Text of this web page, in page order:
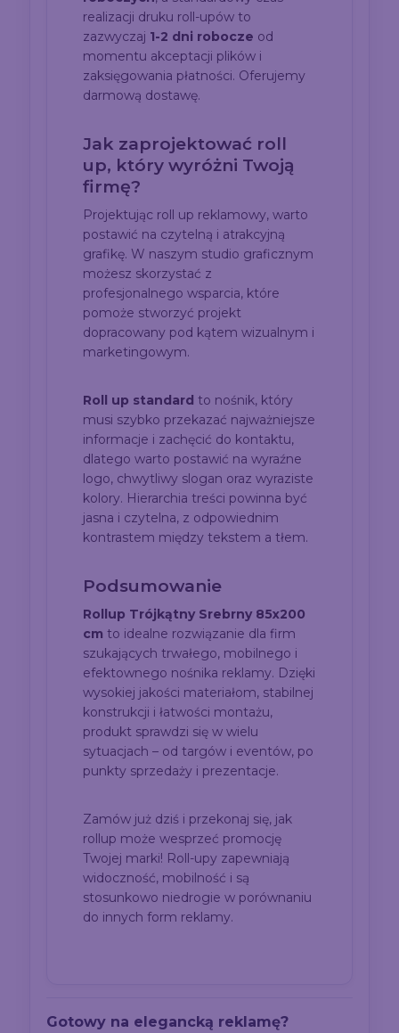
realizacji druku roll-upów to
zazwyczaj 1-2 dni robocze od
momentu akceptacji plików i
zaksięgowania płatności. Oferujemy
darmową dostawę.
Jak zaprojektować roll
up, który wyróżni Twoją
firmę?
Projektując roll up reklamowy, warto
postawić na czytelną i atrakcyjną
grafikę. W naszym studio graficznym
możesz skorzystać z
profesjonalnego wsparcia, które
pomoże stworzyć projekt
dopracowany pod kątem wizualnym i
marketingowym.
Roll up standard to nośnik, który
musi szybko przekazać najważniejsze
informacje i zachęcić do kontaktu,
dlatego warto postawić na wyraźne
logo, chwytliwy slogan oraz wyraziste
kolory. Hierarchia treści powinna być
jasna i czytelna, z odpowiednim
kontrastem między tekstem a tłem.
Podsumowanie
Rollup Trójkątny Srebrny 85x200
cm to idealne rozwiązanie dla firm
szukających trwałego, mobilnego i
efektownego nośnika reklamy. Dzięki
wysokiej jakości materiałom, stabilnej
konstrukcji i łatwości montażu,
produkt sprawdzi się w wielu
sytuacjach – od targów i eventów, po
punkty sprzedaży i prezentacje.
Zamów już dziś i przekonaj się, jak
rollup może wesprzeć promocję
Twojej marki! Roll-upy zapewniają
widoczność, mobilność i są
stosunkowo niedrogie w porównaniu
do innych form reklamy.
Gotowy na elegancką reklamę?